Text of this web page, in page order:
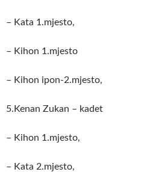
– Kata 1.mjesto,
– Kihon 1.mjesto
– Kihon ipon-2.mjesto,
5.Kenan Zukan – kadet
– Kihon 1.mjesto,
– Kata 2.mjesto,